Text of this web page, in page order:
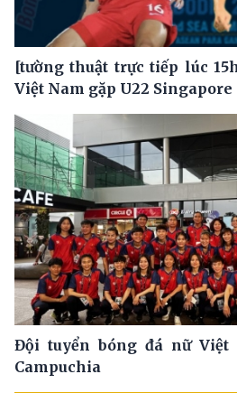
[tường thuật trực tiếp lúc
Việt Nam gặp U22 Singapore
Đội tuyển bóng đá nữ Việt
Campuchia